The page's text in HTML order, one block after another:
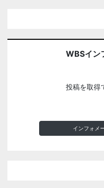
WBSイン
投稿を取得
インフォメ